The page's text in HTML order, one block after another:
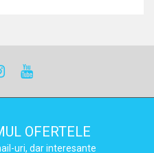
OFERTELE
uri, dar interesante